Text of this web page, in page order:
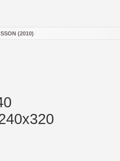
(2010)